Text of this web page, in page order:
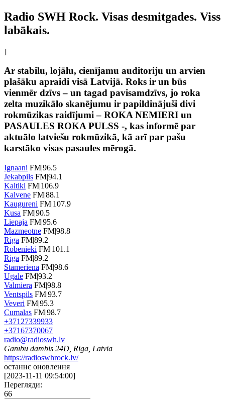
Radio SWH Rock. Visas desmitgades. Viss
labākais.
]
Ar stabilu, lojālu, cienījamu auditoriju un arvien
plašāku apraidi visā Latvijā. Roks ir un būs
vienmēr dzīvs – un tagad pavisamdzīvs, jo roka
zelta muzikālo skanējumu ir papildinājuši divi
rokmūzikas raidījumi – ROKA NEMIERI un
PASAULES ROKA PULSS -, kas informē par
aktuālo latviešu rokmūzikā, kā arī par pašu
karstāko visas pasaules mērogā.
Ignaani FM|96.5
Jekabpils FM|94.1
Kaltiki FM|106.9
Kalvene FM|88.1
Kaugureni FM|107.9
Kusa FM|90.5
Liepaja FM|95.6
Mazmeotne FM|98.8
Riga FM|89.2
Robenieki FM|101.1
Riga FM|89.2
Stameriena FM|98.6
Ugale FM|93.2
Valmiera FM|98.8
Ventspils FM|93.7
Veveri FM|95.3
Cumalas FM|98.7
+37127339933
+37167370067
radio@radioswh.lv
Ganību dambis 24D, Riga, Latvia
https://radioswhrock.lv/
останнє оновлення
[2023-11-11 09:54:00]
Перегляди:
66